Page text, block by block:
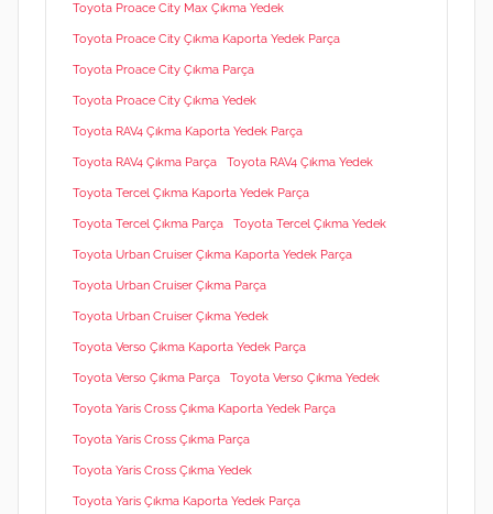
Toyota Proace City Max Çıkma Yedek
Toyota Proace City Çıkma Kaporta Yedek Parça
Toyota Proace City Çıkma Parça
Toyota Proace City Çıkma Yedek
Toyota RAV4 Çıkma Kaporta Yedek Parça
Toyota RAV4 Çıkma Parça Toyota RAV4 Çıkma Yedek
Toyota Tercel Çıkma Kaporta Yedek Parça
Toyota Tercel Çıkma Parça Toyota Tercel Çıkma Yedek
Toyota Urban Cruiser Çıkma Kaporta Yedek Parça
Toyota Urban Cruiser Çıkma Parça
Toyota Urban Cruiser Çıkma Yedek
Toyota Verso Çıkma Kaporta Yedek Parça
Toyota Verso Çıkma Parça Toyota Verso Çıkma Yedek
Toyota Yaris Cross Çıkma Kaporta Yedek Parça
Toyota Yaris Cross Çıkma Parça
Toyota Yaris Cross Çıkma Yedek
Toyota Yaris Çıkma Kaporta Yedek Parça